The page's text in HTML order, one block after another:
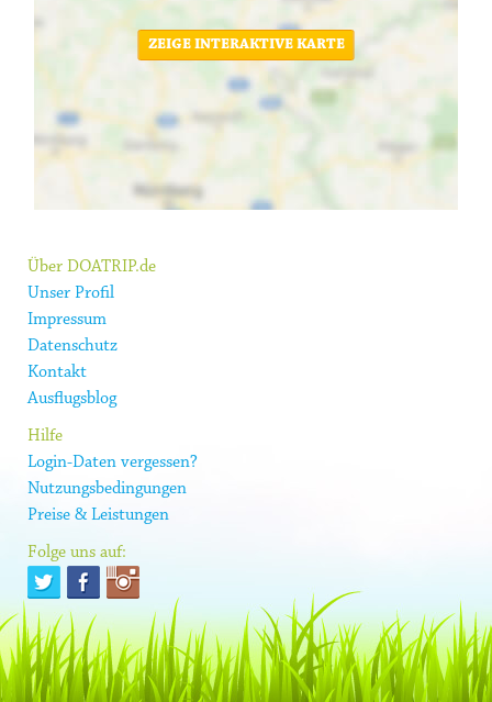
ZEIGE INTERAKTIVE KARTE
Über DOATRIP.de
Unser Profil
Impressum
Datenschutz
Kontakt
Ausflugsblog
Hilfe
Login-Daten vergessen?
Nutzungsbedingungen
Preise & Leistungen
Folge uns auf: